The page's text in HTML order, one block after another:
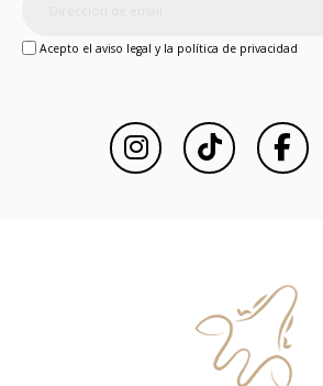
Acepto el aviso legal y la política de privacidad